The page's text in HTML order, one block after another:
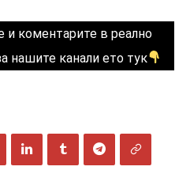
и коментарите в реално
нашите канали ето тук